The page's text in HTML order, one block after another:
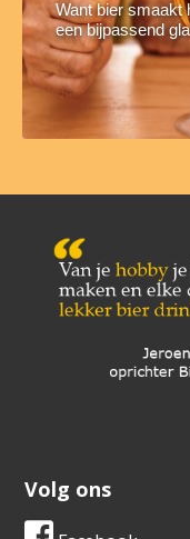
Want bier smaakt
een bijpassend
Volg ons